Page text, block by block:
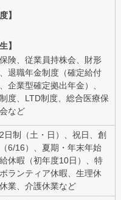
】
】
険、従業員持株会、財形
退職年金制度（確定給付
企業型確定拠出年金）、
度、LTD制度、総合医療保
など
日制（土・日）、祝日、創
6/16）、夏期・年末年始
休暇（初年度10日）、特
ランティア休暇、生理休
業、介護休業など